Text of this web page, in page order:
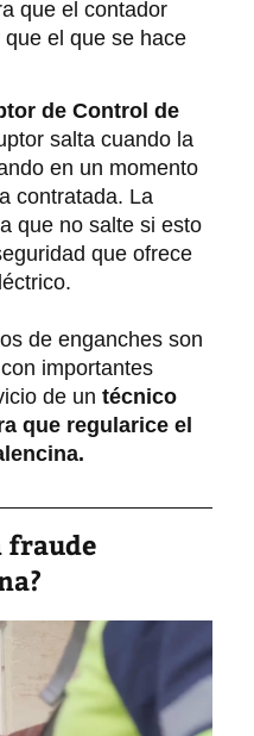
que el contador
el que se hace
de Control de
salta cuando la
en un momento
contratada. La
que no salte si esto
que ofrece
de enganches son
importantes
de un técnico
que regularice el
fraude